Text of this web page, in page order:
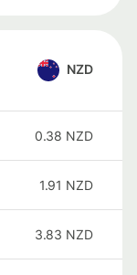
NZD
0.38 NZD
1.91 NZD
3.83 NZD